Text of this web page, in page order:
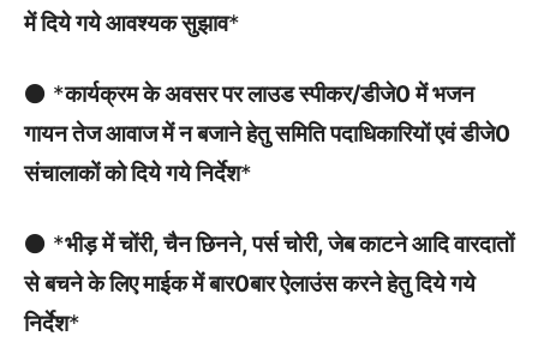
में दिये गये आवश्यक सुझाव*
⚫ *कार्यक्रम के अवसर पर लाउड स्पीकर/डीजे0 में भजन
गायन तेज आवाज में न बजाने हेतु समिति पदाधिकारियों एवं डीजे0
संचालाकों को दिये गये निर्देश*
⚫ *भीड़ में चोंरी, चैन छिनने, पर्स चोरी, जेब काटने आदि वारदातों
से बचने के लिए माईक में बार0बार ऐलाउंस करने हेतु दिये गये
निर्देश*